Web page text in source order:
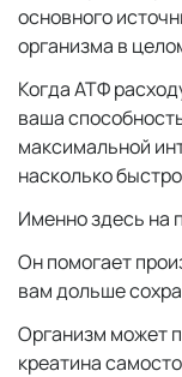
основного
организма в
Когда АТФ
ваша
максимальной
насколько
Именно здесь на
Он помогает
вам дольше
Организм может
креатина